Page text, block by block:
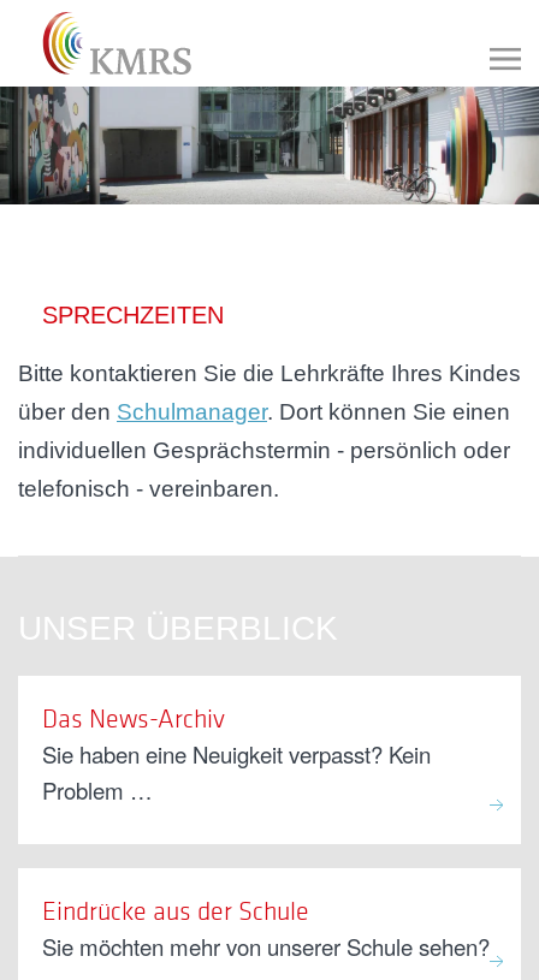
SPRECHZEITEN
Bitte kontaktieren Sie die Lehrkräfte Ihres Kindes
über den Schulmanager. Dort können Sie einen
individuellen Gesprächstermin - persönlich oder
telefonisch - vereinbaren.
UNSER ÜBERBLICK
Das News-Archiv
Sie haben eine Neuigkeit verpasst? Kein
Problem …
Eindrücke aus der Schule
Sie möchten mehr von unserer Schule sehen?